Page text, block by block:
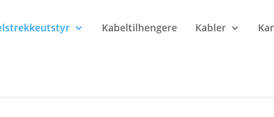
Kabeltilhengere Kabler